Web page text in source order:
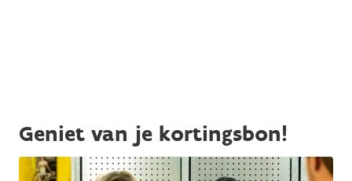
Geniet van je kortingsbon!